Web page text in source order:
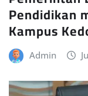
Pendidikan
Kampus
Admin